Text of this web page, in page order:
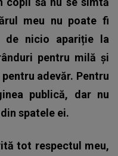
meu nu poate fi
de nicio apariție la
pentru milă și
adevăr. Pentru
publică, dar nu
spatele ei.
tot respectul meu,